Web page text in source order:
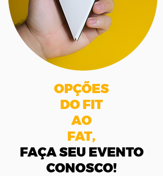
OPÇÕES
DO FIT
AO
FAT,
FAÇA SEU EVENTO
CONOSCO!